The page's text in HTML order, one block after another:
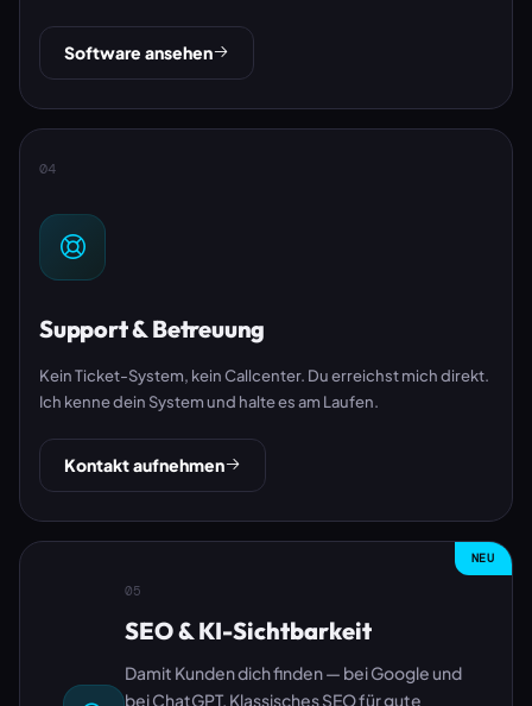
Software ansehen
04
Support & Betreuung
Kein Ticket-System, kein Callcenter. Du erreichst mich direkt.
Ich kenne dein System und halte es am Laufen.
Kontakt aufnehmen
NEU
05
SEO & KI-Sichtbarkeit
Damit Kunden dich finden — bei Google und
bei ChatGPT. Klassisches SEO für gute